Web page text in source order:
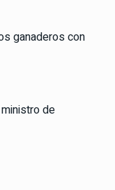
ganaderos con
de